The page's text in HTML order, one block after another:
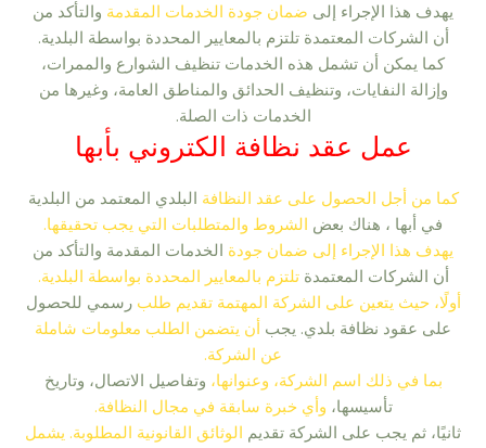
يهدف هذا الإجراء إلى ضمان جودة الخدمات المقدمة والتأكد من
أن الشركات المعتمدة تلتزم بالمعايير المحددة بواسطة البلدية.
كما يمكن أن تشمل هذه الخدمات تنظيف الشوارع والممرات،
وإزالة النفايات، وتنظيف الحدائق والمناطق العامة، وغيرها من
الخدمات ذات الصلة.
عمل عقد نظافة الكتروني بأبها
كما من أجل الحصول على عقد النظافة البلدي المعتمد من البلدية
في أبها ، هناك بعض الشروط والمتطلبات التي يجب تحقيقها.
يهدف هذا الإجراء إلى ضمان جودة الخدمات المقدمة والتأكد من
أن الشركات المعتمدةتلتزم بالمعايير المحددة بواسطة البلدية.
أولًا، حيث يتعين على الشركة المهتمة تقديم طلبرسمي للحصول
على عقود نظافة بلدي. يجب أن يتضمن الطلب معلومات شاملة
عن الشركة.
بما في ذلك اسم الشركة، وعنوانها، وتفاصيل الاتصال، وتاريخ
تأسيسها، وأي خبرة سابقة في مجال النظافة.
ثانيًا، ثم يجب على الشركة تقديم الوثائق القانونية المطلوبة. يشمل